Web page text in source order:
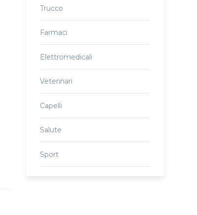
Trucco
Farmaci
Elettromedicali
Veterinari
Capelli
Salute
Sport